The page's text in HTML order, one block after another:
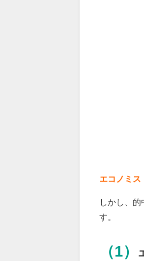
エコノミス
しかし、
す。
（1）